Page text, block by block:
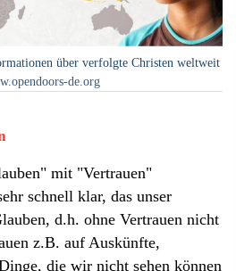
über verfolgte Christen weltweit
de.org
mit "Vertrauen"
schnell klar, das unser
d.h. ohne Vertrauen nicht
z.B. auf Auskünfte,
die wir nicht sehen können